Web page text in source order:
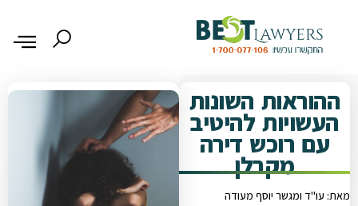
ההוראות השונות
העשויות להיטיב
עם רוכש דירה
מקבלן
מאת: עו"ד ומגשר יוסף מעודה